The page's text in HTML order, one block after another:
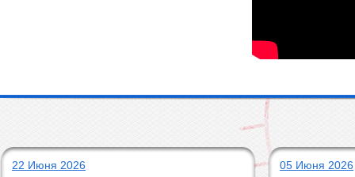
22 Июня 2026 05 Июня 2026